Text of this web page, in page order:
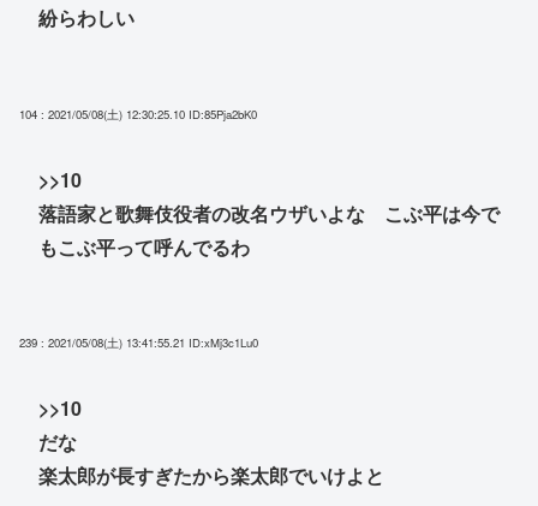
紛らわしい
104 : 2021/05/08(土) 12:30:25.10 ID:85Pja2bK0
>>10
落語家と歌舞伎役者の改名ウザいよな こぶ平は今で
もこぶ平って呼んでるわ
239 : 2021/05/08(土) 13:41:55.21 ID:xMj3c1Lu0
>>10
だな
楽太郎が長すぎたから楽太郎でいけよと